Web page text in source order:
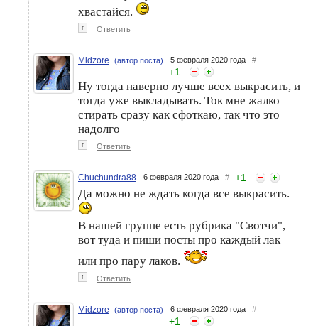
хвастайся.
↑ Ответить
Midzore (автор поста) 5 февраля 2020 года #
+1
Ну тогда наверно лучше всех выкрасить, и
тогда уже выкладывать. Ток мне жалко
стирать сразу как сфоткаю, так что это
надолго
↑ Ответить
Chuchundra88 6 февраля 2020 года # +1
Да можно не ждать когда все выкрасить.
В нашей группе есть рубрика "Свотчи",
вот туда и пиши посты про каждый лак
или про пару лаков.
↑ Ответить
Midzore (автор поста) 6 февраля 2020 года #
+1